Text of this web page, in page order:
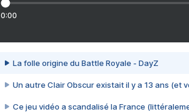
0:00
La folle origine du Battle Royale - DayZ
Un autre Clair Obscur existait il y a 13 ans (et
Ce jeu vidéo a scandalisé la France